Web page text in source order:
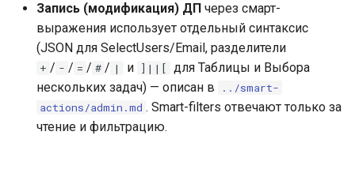
Запись (модификация) ДП через смарт-
выражения использует отдельный синтаксис
(JSON для SelectUsers/Email, разделители
+ / - / = / # / | и ]||[ для Таблицы и Выбора
нескольких задач) — описан в
../smart-
actions/admin.md . Smart-filters отвечают только за
чтение и фильтрацию.